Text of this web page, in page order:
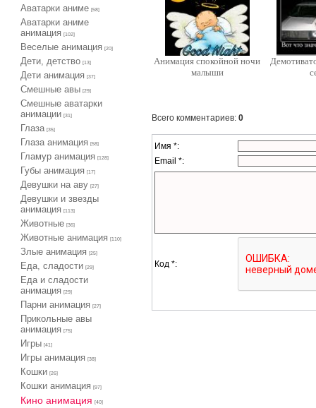
Аватарки аниме [58]
Аватарки аниме
анимация
[102]
Веселые анимация [20]
Дети, детство [13]
Дети анимация [37]
Cмешные авы [29]
Cмешные аватарки
анимации
[31]
Глаза [35]
Глаза анимация [58]
Гламур анимация [128]
Губы анимация [17]
Девушки на аву [27]
Девушки и звезды
анимация
[113]
Животные [36]
Животные анимация [110]
Злые анимация [25]
Еда, сладости [29]
Еда и сладости
анимация
[29]
Парни анимация [27]
Прикольные авы
анимация
[75]
Игры [41]
Игры анимация [38]
Кошки [26]
Кошки анимация [97]
Кино анимация [40]
Анимация спокойной ночи
малыши
Всего комментариев: 0
Имя *:
Email *:
Код *: